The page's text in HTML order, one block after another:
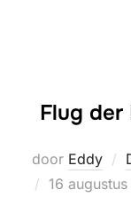
Flug der
door Eddy
Geplaatst
16